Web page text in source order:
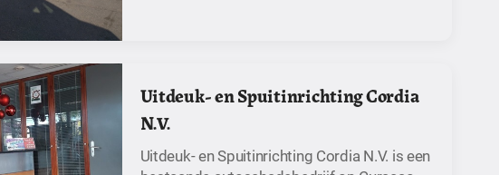
Uitdeuk- en Spuitinrichting Cordia
N.V.
Uitdeuk- en Spuitinrichting Cordia N.V. is een